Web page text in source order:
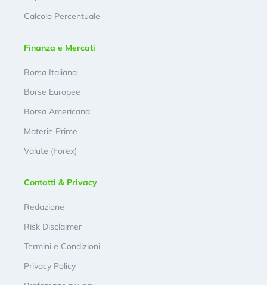
Calcolo Percentuale
Finanza e Mercati
Borsa Italiana
Borse Europee
Borsa Americana
Materie Prime
Valute (Forex)
Contatti & Privacy
Redazione
Risk Disclaimer
Termini e Condizioni
Privacy Policy